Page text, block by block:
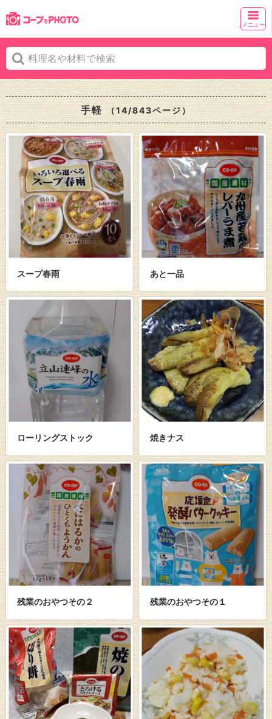
メニュー
手軽 （14/843ページ）
スープ春雨 あと一品
ローリングストック 焼きナス
残業のおやつその２ 残業のおやつその１